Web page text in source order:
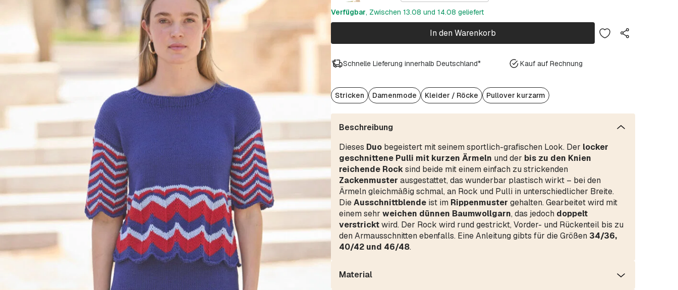
Verfügbar, Zwischen 13.08 und 14.08 geliefert
In den Warenkorb
Schnelle Lieferung innerhalb Deutschland* Kauf auf Rechnung
Stricken Damenmode Kleider / Röcke Pullover kurzarm
Beschreibung
Dieses Duobegeistert mit seinem sportlich-grafischen Look. Der locker
geschnittene Pulli mit kurzen Ärmeln und der bis zu den Knien
reichende Rocksind beide mit einem einfach zu strickenden
Zackenmuster ausgestattet, das wunderbar plastisch wirkt – bei den
Ärmeln gleichmäßig schmal, an Rock und Pulli in unterschiedlicher Breite.
DieAusschnittblendeist im Rippenmuster gehalten. Gearbeitet wird mit
einem sehr weichen dünnen Baumwollgarn, das jedoch doppelt
verstricktwird. Der Rock wird rund gestrickt, Vorder- und Rückenteil bis zu
den Armausschnitten ebenfalls. Eine Anleitung gibts für die Größen 34/36,
40/42 und 46/48.
Material